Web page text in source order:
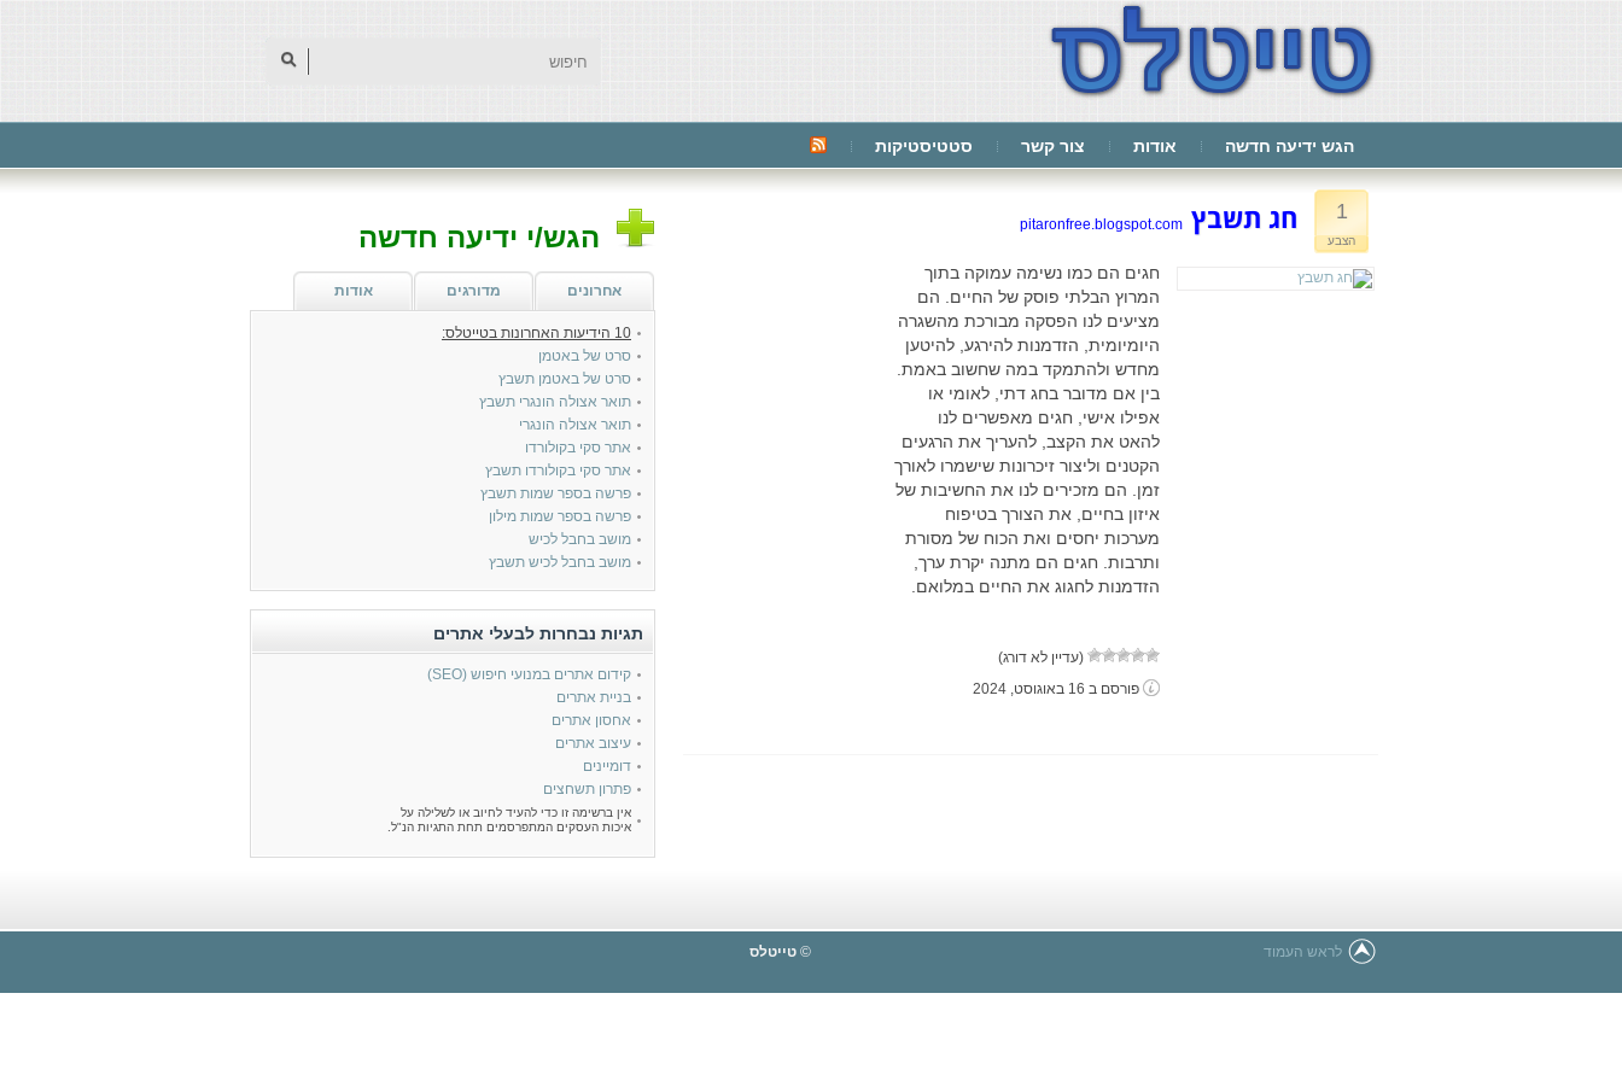
הגש ידיעה חדשה אודות צור קשר סטטיסטיקות
1
הצבע
חג תשבץ pitaronfree.blogspot.com
חגים הם כמו נשימה עמוקה בתוך
המרוץ הבלתי פוסק של החיים. הם
מציעים לנו הפסקה מבורכת מהשגרה
היומיומית, הזדמנות להירגע, להיטען
מחדש ולהתמקד במה שחשוב באמת.
בין אם מדובר בחג דתי, לאומי או
אפילו אישי, חגים מאפשרים לנו
להאט את הקצב, להעריך את הרגעים
הקטנים וליצור זיכרונות שישמרו לאורך
זמן. הם מזכירים לנו את החשיבות של
איזון בחיים, את הצורך בטיפוח
מערכות יחסים ואת הכוח של מסורת
ותרבות. חגים הם מתנה יקרת ערך,
הזדמנות לחגוג את החיים במלואם.
(עדיין לא דורג)
פורסם ב 16 באוגוסט, 2024
הגש/י ידיעה חדשה
אחרונים מדורגים אודות
10 הידיעות האחרונות בטייטלס:
סרט של באטמן
סרט של באטמן תשבץ
תואר אצולה הונגרי תשבץ
תואר אצולה הונגרי
אתר סקי בקולורדו
אתר סקי בקולורדו תשבץ
פרשה בספר שמות תשבץ
פרשה בספר שמות מילון
מושב בחבל לכיש
מושב בחבל לכיש תשבץ
10 הידיעות עם הדירוג הגבוה ביותר השבוע:
N/A
Titles מתפקד כאינדקס המרכז ידיעות שונות לשימוש הגולשים.
תגיות נבחרות לבעלי אתרים
קידום אתרים במנועי חיפוש (SEO)
בניית אתרים
אחסון אתרים
עיצוב אתרים
דומיינים
פתרון תשחצים
אין ברשימה זו כדי להעיד לחיוב או לשלילה על
איכות העסקים המתפרסמים תחת התגיות הנ"ל.
© טייטלס לראש העמוד